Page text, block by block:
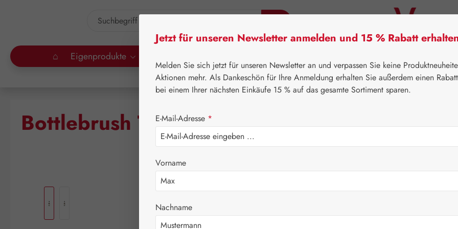
⌂ Eigenprodukte
⌂ Leitner Lifecare Blütenessenzen Australian Bush Flowers
Bottlebrush Tropfen
Regulärer
18,00
Inhalt:0.015
Jetzt für unseren Newsletter anmelden und 15 % Rabatt
Melden Sie sich jetzt für unseren Newsletter an und verpassen Sie keine
Aktionen mehr. Als Dankeschön für Ihre Anmeldung erhalten Sie außerdem einen
bei einem Ihrer nächsten Einkäufe 15 % auf das gesamte Sortiment sparen.
E-Mail-Adresse *
Vorname
Nachname